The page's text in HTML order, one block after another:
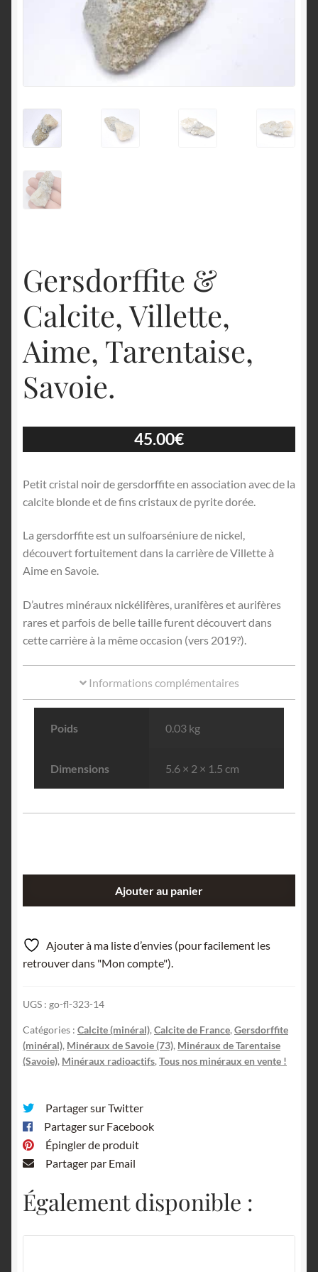
Gersdorffite &
Calcite, Villette,
Aime, Tarentaise,
Savoie.
45.00€
Petit cristal noir de gersdorffite en association avec de la
calcite blonde et de fins cristaux de pyrite dorée.
La gersdorffite est un sulfoarséniure de nickel,
découvert fortuitement dans la carrière de Villette à
Aime en Savoie.
D’autres minéraux nickélifères, uranifères et aurifères
rares et parfois de belle taille furent découvert dans
cette carrière à la même occasion (vers 2019?).
Informations complémentaires
Poids 0.03 kg
Dimensions 5.6 × 2 × 1.5 cm
&
Calcite,
Villette,
Tarentaise,
Savoie.
Ajouter au panier
Ajouter à ma liste d’envies (pour facilement les
retrouver dans "Mon compte").
UGS : go-fl-323-14
Catégories : Calcite (minéral), Calcite de France, Gersdorffite
(minéral), Minéraux de Savoie (73), Minéraux de Tarentaise
(Savoie), Minéraux radioactifs, Tous nos minéraux en vente !
Partager sur Twitter
Partager sur Facebook
Épingler de produit
Partager par Email
Également disponible :